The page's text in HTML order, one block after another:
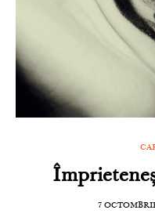
7